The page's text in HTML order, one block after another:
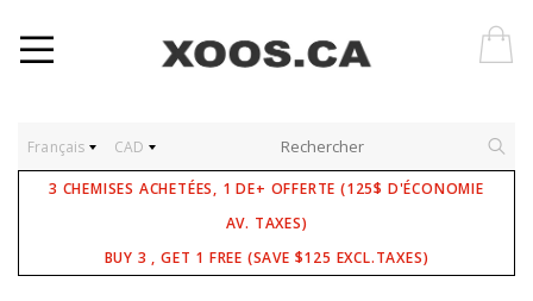
Français CAD
3 CHEMISES ACHETÉES, 1 DE+ OFFERTE (125$ D'ÉCONOMIE
AV. TAXES)
BUY 3 , GET 1 FREE (SAVE $125 EXCL.TAXES)